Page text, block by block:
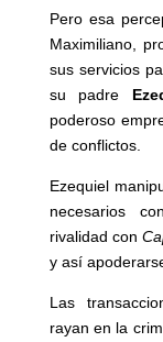
Pero esa
Maximiliano,
sus servicios
su padre
poderoso
de conflictos.
Ezequiel
necesarios
rivalidad con
y así
Las
rayan en la